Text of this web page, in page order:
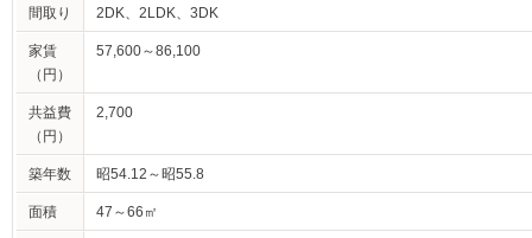
間取り 2DK、2LDK、3DK
家賃
（円）
57,600～86,100
共益費
（円）
2,700
築年数 昭54.12～昭55.8
面積 47～66㎡